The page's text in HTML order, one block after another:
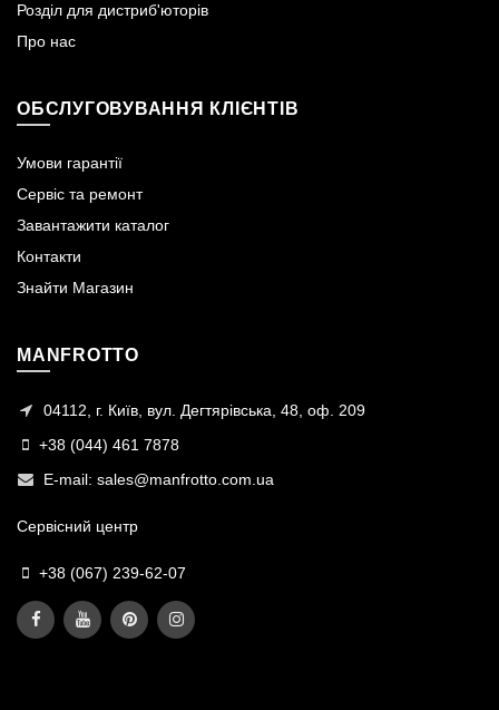
Розділ для дистриб'юторів
Про нас
ОБСЛУГОВУВАННЯ КЛІЄНТІВ
Умови гарантії
Сервіс та ремонт
Завантажити каталог
Контакти
Знайти Магазин
MANFROTTO
04112, г. Київ, вул. Дегтярівська, 48, оф. 209
+38 (044) 461 7878
E-mail: sales@manfrotto.com.ua
Сервісний центр
+38 (067) 239-62-07